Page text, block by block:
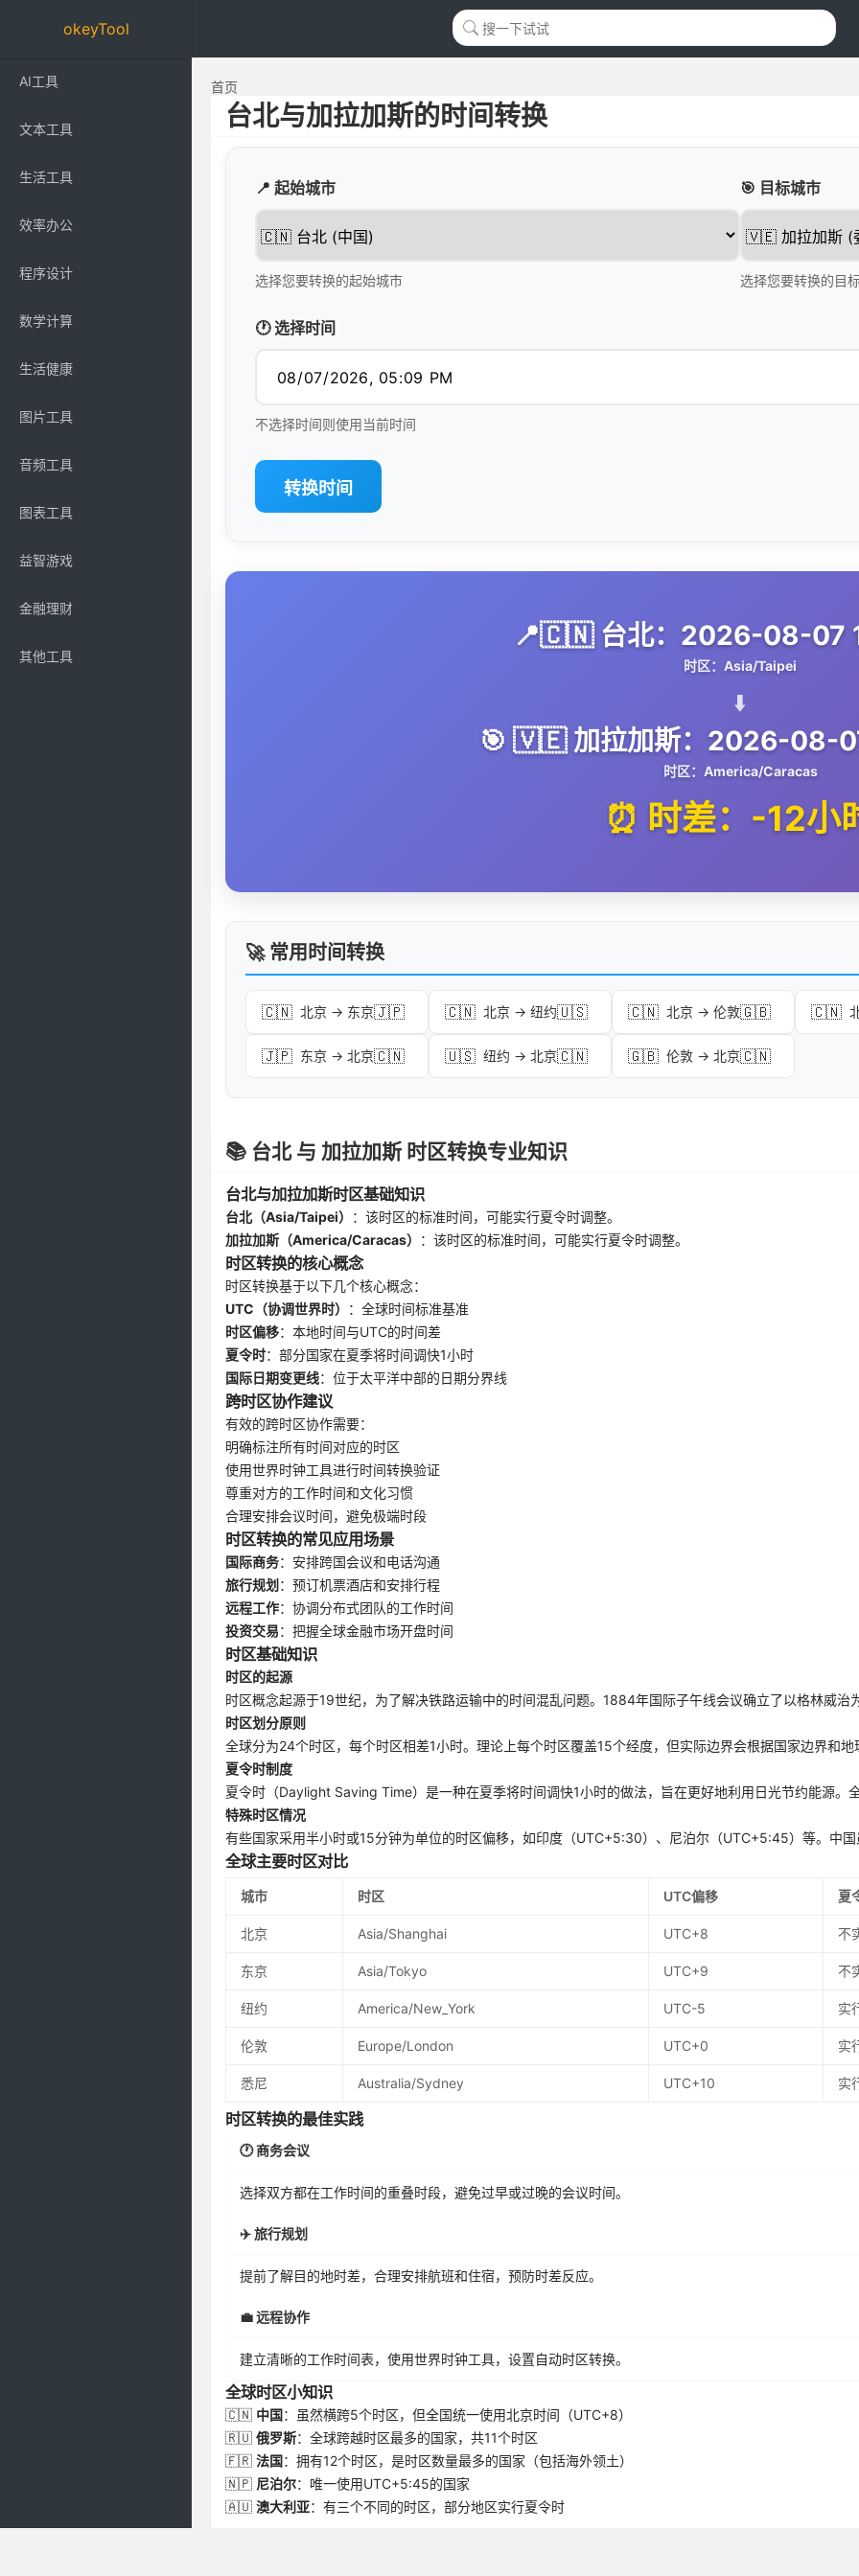
okeyTool
AI工具
文本工具
生活工具
效率办公
程序设计
数学计算
生活健康
图片工具
音频工具
图表工具
益智游戏
金融理财
其他工具
首页
台北与加拉加斯的时间转换
📍 起始城市
选择您要转换的起始城市
🎯 目标城市
选择您要转换的目
🕐 选择时间
不选择时间则使用当前时间
转换时间
📍🇨🇳 台北：2026-08-07
时区：Asia/Taipei
⬇️
🎯 🇻🇪 加拉加斯：2026-08-
时区：America/Caracas
⏰ 时差：-12小
🚀 常用时间转换
🇨🇳 北京 → 东京🇯🇵 🇨🇳 北京 → 纽约🇺🇸 🇨🇳 北京 → 伦敦🇬🇧 🇨🇳
🇯🇵 东京 → 北京🇨🇳 🇺🇸 纽约 → 北京🇨🇳 🇬🇧 伦敦 → 北京🇨🇳
📚 台北 与 加拉加斯 时区转换专业知识
台北与加拉加斯时区基础知识
台北（Asia/Taipei）
：该时区的标准时间，可能实行夏令时调整。
加拉加斯（America/Caracas）
：该时区的标准时间，可能实行夏令时调整。
时区转换的核心概念
时区转换基于以下几个核心概念：
UTC（协调世界时）
：全球时间标准基准
时区偏移：本地时间与UTC的时间差
夏令时：部分国家在夏季将时间调快1小时
国际日期变更线：位于太平洋中部的日期分界线
跨时区协作建议
有效的跨时区协作需要：
明确标注所有时间对应的时区
使用世界时钟工具进行时间转换验证
尊重对方的工作时间和文化习惯
合理安排会议时间，避免极端时段
时区转换的常见应用场景
国际商务：安排跨国会议和电话沟通
旅行规划 ：预订机票酒店和安排行程
远程工作：协调分布式团队的工作时间
投资交易：把握全球金融市场开盘时间
时区基础知识
时区的起源
时区概念起源于19世纪，为了解决铁路运输中的时间混乱问题。1884年国际子午线会议确立了以格林威治
时区划分原则
全球分为24个时区，每个时区相差1小时。理论上每个时区覆盖15个经度，但实际边界会根据国家边界和地
夏令时制度
夏令时（Daylight Saving Time）是一种在夏季将时间调快1小时的做法，旨在更好地利用日光节约能源。
特殊时区情况
有些国家采用半小时或15分钟为单位的时区偏移，如印度（UTC+5:30）、尼泊尔（UTC+5:45）等。中国
全球主要时区对比
城市 时区 UTC偏移 夏
北京 Asia/Shanghai UTC+8 不
东京 Asia/Tokyo UTC+9 不
纽约 America/New_York UTC-5 实
伦敦 Europe/London UTC+0 实
悉尼 Australia/Sydney UTC+10 实
时区转换的最佳实践
🕐 商务会议
选择双方都在工作时间的重叠时段，避免过早或过晚的会议时间。
✈️ 旅行规划
提前了解目的地时差，合理安排航班和住宿，预防时差反应。
💼 远程协作
建立清晰的工作时间表，使用世界时钟工具，设置自动时区转换。
全球时区小知识
🇨🇳 中国：虽然横跨5个时区，但全国统一使用北京时间（UTC+8）
🇷🇺 俄罗斯：全球跨越时区最多的国家，共11个时区
🇫🇷 法国：拥有12个时区，是时区数量最多的国家（包括海外领土）
🇳🇵 尼泊尔：唯一使用UTC+5:45的国家
🇦🇺 澳大利亚：有三个不同的时区，部分地区实行夏令时